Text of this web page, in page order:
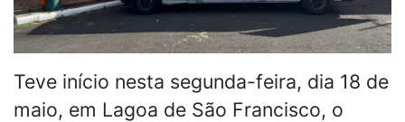
Teve início nesta segunda-feira, dia 18 de
maio, em Lagoa de São Francisco, o